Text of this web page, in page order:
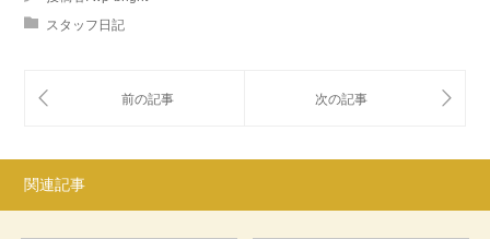
スタッフ日記
関連記事